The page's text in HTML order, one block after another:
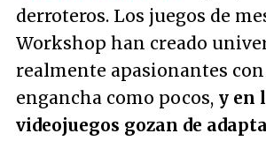
derroteros. Los juegos de
Workshop han creado
realmente apasionantes
engancha como pocos, y en
videojuegos gozan de